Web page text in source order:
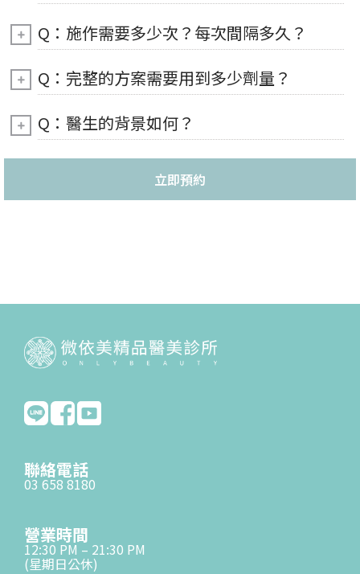
Q：施作需要多少次？每次間隔多久？
Q：完整的方案需要用到多少劑量？
Q：醫生的背景如何？
立即預約
聯絡電話
03 658 8180
營業時間
12:30 PM – 21:30 PM
(星期日公休)